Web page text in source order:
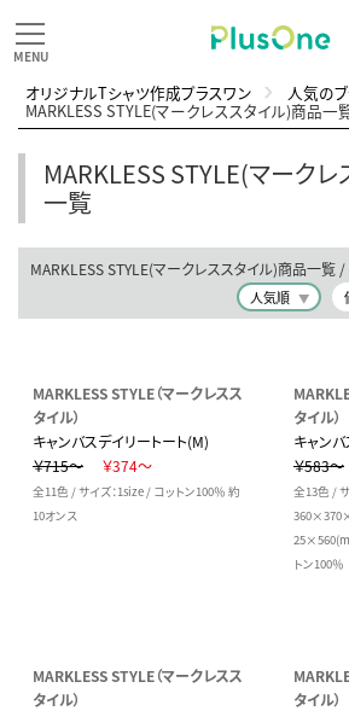
オリジナルTシャツ作成プラスワン 人気の
MARKLESS STYLE(マークレススタイル)商品一
MARKLESS STYLE(マーク
一覧
MARKLESS STYLE(マークレススタイル)商品一覧 /
人気順
MARKLESS STYLE（マークレスス
タイル）
キャンバスデイリートート(M)
￥715～
￥374～
全11色 / サイズ：1size / コットン100％ 約
10オンス
タイル）
キャンバ
￥583～
全13色 /
トン100
MARKLESS STYLE（マークレスス
タイル）
タイル）